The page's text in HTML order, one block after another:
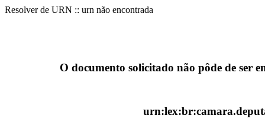
Resolver de URN :: urn não encontrada
O documento solicitado não pôde de ser